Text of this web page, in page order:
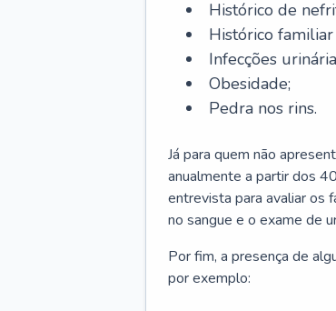
Histórico de
Histórico
Infecções
Obesidade;
Pedra nos rins.
Já para quem não
anualmente a partir dos
entrevista para avaliar os
no sangue e o exame de
Por fim, a presença de
por exemplo: